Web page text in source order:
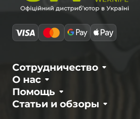
О нас
Сотрудничество
Статьи и обзоры
Помощь